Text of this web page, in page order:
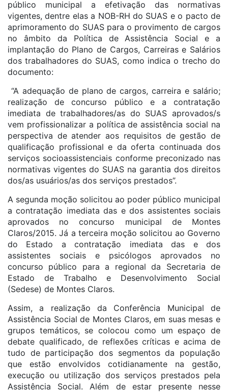
público municipal a efetivação das normativas
vigentes, dentre elas a NOB-RH do SUAS e o pacto de
aprimoramento do SUAS para o provimento de cargos
no âmbito da Política de Assistência Social e a
implantação do Plano de Cargos, Carreiras e Salários
dos trabalhadores do SUAS, como indica o trecho do
documento:
“A adequação de plano de cargos, carreira e salário;
realização de concurso público e a contratação
imediata de trabalhadores/as do SUAS aprovados/s
vem profissionalizar a política de assistência social na
perspectiva de atender aos requisitos de gestão de
qualificação profissional e da oferta continuada dos
serviços socioassistenciais conforme preconizado nas
normativas vigentes do SUAS na garantia dos direitos
dos/as usuários/as dos serviços prestados”.
A segunda moção solicitou ao poder público municipal
a contratação imediata das e dos assistentes sociais
aprovados no concurso municipal de Montes
Claros/2015. Já a terceira moção solicitou ao Governo
do Estado a contratação imediata das e dos
assistentes sociais e psicólogos aprovados no
concurso público para a regional da Secretaria de
Estado de Trabalho e Desenvolvimento Social
(Sedese) de Montes Claros.
Assim, a realização da Conferência Municipal de
Assistência Social de Montes Claros, em suas mesas e
grupos temáticos, se colocou como um espaço de
debate qualificado, de reflexões críticas e acima de
tudo de participação dos segmentos da população
que estão envolvidos cotidianamente na gestão,
execução ou utilização dos serviços prestados pela
Assistência Social. Além de estar presente nesse